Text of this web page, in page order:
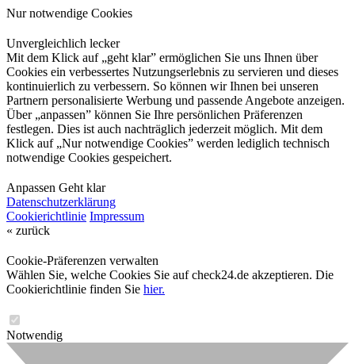
Nur notwendige Cookies
Unvergleichlich lecker
Mit dem Klick auf „geht klar” ermöglichen Sie uns Ihnen über
Cookies ein verbessertes Nutzungserlebnis zu servieren und dieses
kontinuierlich zu verbessern. So können wir Ihnen bei unseren
Partnern personalisierte Werbung und passende Angebote anzeigen.
Über „anpassen” können Sie Ihre persönlichen Präferenzen
festlegen. Dies ist auch nachträglich jederzeit möglich. Mit dem
Klick auf „Nur notwendige Cookies” werden lediglich technisch
notwendige Cookies gespeichert.
Anpassen Geht klar
Datenschutzerklärung
Cookierichtlinie Impressum
« zurück
Cookie-Präferenzen verwalten
Wählen Sie, welche Cookies Sie auf check24.de akzeptieren. Die
Cookierichtlinie finden Sie hier.
Notwendig